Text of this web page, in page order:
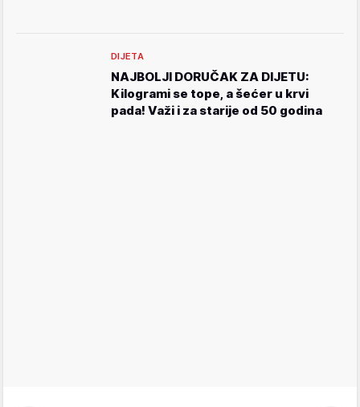
DIJETA
NAJBOLJI DORUČAK ZA DIJETU:
Kilogrami se tope, a šećer u krvi
pada! Važi i za starije od 50 godina